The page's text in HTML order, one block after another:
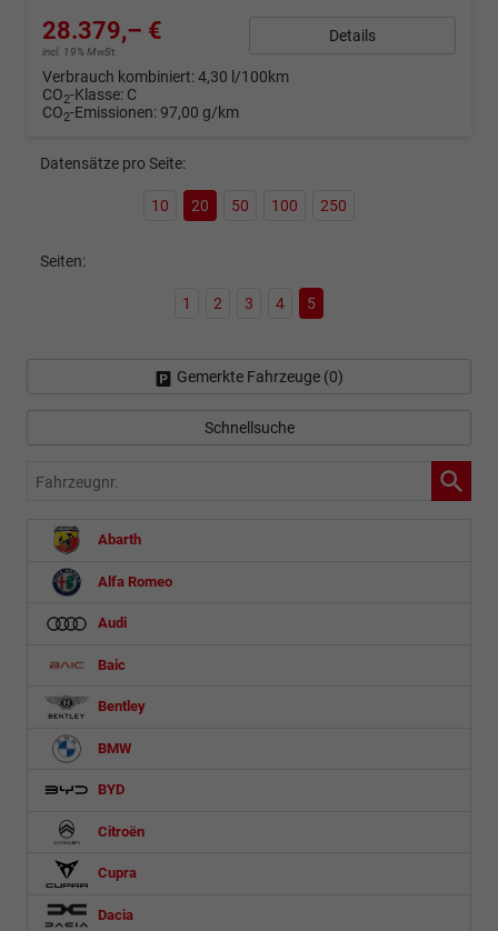
28.379,– €
incl. 19% MwSt.
Details
Verbrauch kombiniert:4,30 l/100km
CO2-Klasse: C
CO2-Emissionen:97,00 g/km
Datensätze pro Seite:
10 20 50 100 250
Seiten:
1 2 3 4 5
Gemerkte Fahrzeuge (0)
Schnellsuche
Fahrzeugnr.
Abarth
Alfa Romeo
Audi
Baic
Bentley
BMW
BYD
Citroën
Cupra
Dacia